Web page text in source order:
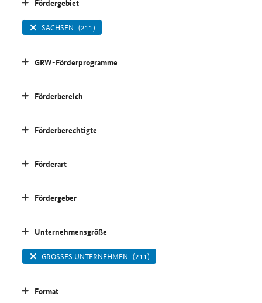
Fördergebiet
SACHSEN (211)
GRW-Förderprogramme
Förderbereich
Förderberechtigte
Förderart
Fördergeber
Unternehmensgröße
GROSSES UNTERNEHMEN (211)
Format